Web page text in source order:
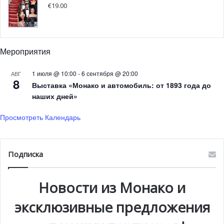
€19.00
Мероприятия
АВГ
8
1 июля @ 10:00 -6 сентября @ 20:00
Выставка «Монако и автомобиль: от 1893 года до
наших дней»
Просмотреть Календарь
Подписка
Новости из Монако и
эксклюзивные предложения